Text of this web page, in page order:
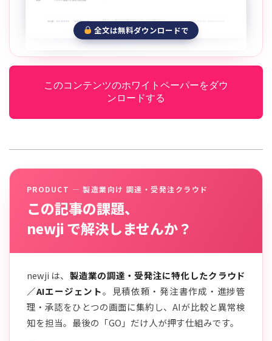
全文は無料ダウンロードで
このコンテンツのホワイトペーパーをダウ
ンロードする
PRODUCT — 製造業向け 調達・受発注クラウド
この記事の課題、
newji で解決しませんか？
newji は、 製造業の調達・受発注に特化したクラウド
／AIエージェント。見積依頼・発注書作成・進捗管
理・承認をひとつの画面に集約し、AIが比較と異常検
知を担当。最後の「GO」だけ人が押す仕組みです。